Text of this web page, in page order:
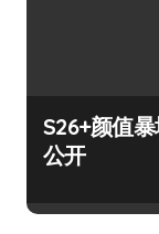
S26+颜值
公开